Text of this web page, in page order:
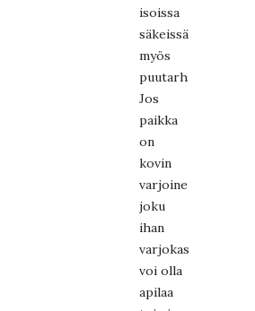
isoissa
säkeissä
myös
puutarhakaupoista.
Jos
paikka
on
kovin
varjoinen,
joku
ihan
varjokasvi
voi olla
apilaa